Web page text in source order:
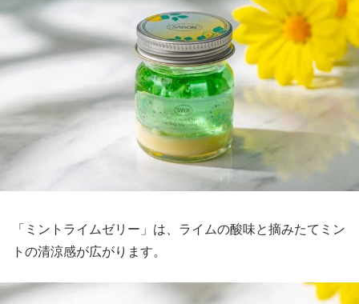
「ミントライムゼリー」は、ライムの酸味と摘みたてミン
トの清涼感が広がります。